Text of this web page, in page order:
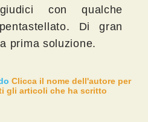
con qualche
Di gran
prima soluzione.
Clicca il nome dell'autore per
gli articoli che ha scritto